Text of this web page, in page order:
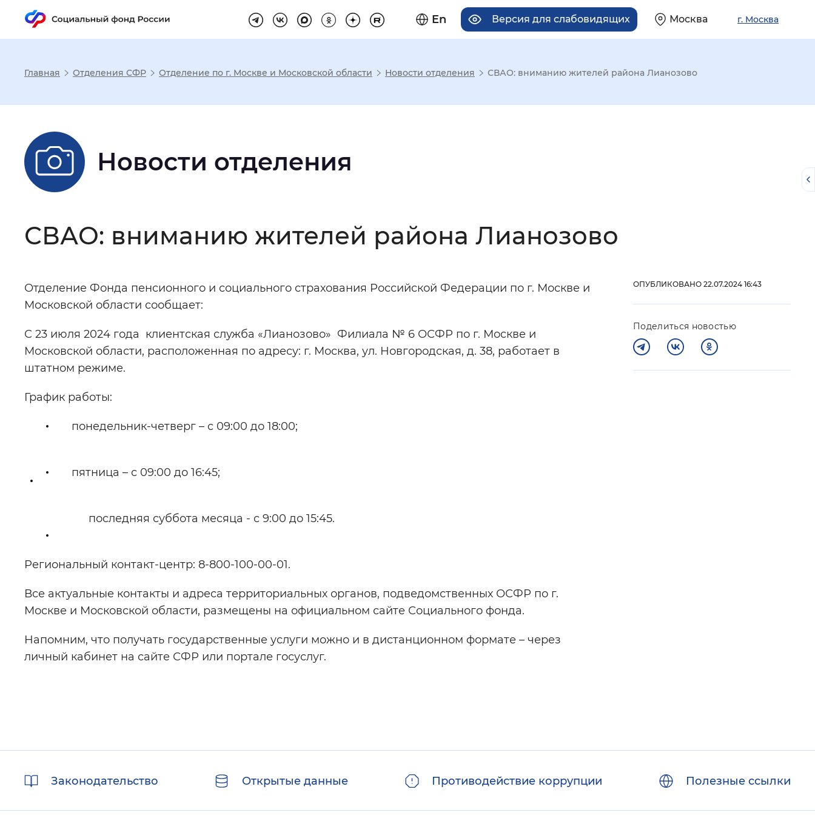
En Версия для слабовидящих Москва г. Москва
Настройка режима отображения
Размер шрифта
Шрифт
Интервал между буквами Нормальный Увеличенный Большой
Цвет сайта: Монохромный Инверсивный монохромный Синий фон
Изображения Включены Выключены
Звуковой ассистент
Главная Отделения СФР Отделение по г. Москве и Московской области Новости отделения СВАО: вниманию жителей района Лианозово
Новости отделения
СВАО: вниманию жителей района Лианозово
Отделение Фонда пенсионного и социального страхования Российской Федерации по г. Москве и
Московской области сообщает:
С 23 июля 2024 года клиентская служба «Лианозово» Филиала № 6 ОСФР по г. Москве и
Московской области, расположенная по адресу: г. Москва, ул. Новгородская, д. 38, работает в
штатном режиме.
График работы:
понедельник-четверг – с 09:00 до 18:00;
пятница – с 09:00 до 16:45;
последняя суббота месяца - с 9:00 до 15:45.
Региональный контакт-центр: 8-800-100-00-01.
Все актуальные контакты и адреса территориальных органов, подведомственных ОСФР по г.
Москве и Московской области, размещены на официальном сайте Социального фонда.
Напомним, что получать государственные услуги можно и в дистанционном формате – через
личный кабинет на сайте СФР или портале госуслуг.
ОПУБЛИКОВАНО 22.07.2024 16:43
Поделиться новостью
ссылкиЗаконодательство Открытые данные Противодействие коррупции Полезные ссылки